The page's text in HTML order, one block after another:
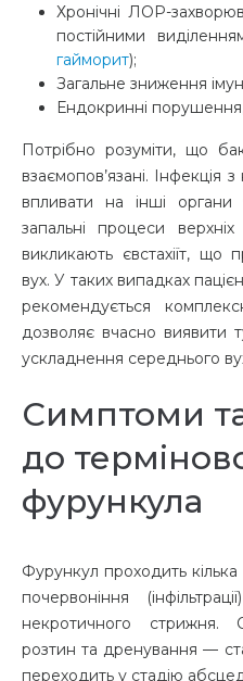
Хронічні ЛОР-
постійними
гайморит);
Загальне зниження
Ендокринні
Потрібно розуміти, що
взаємопов’язані. Інфекція
впливати на інші органи
запальні процеси
викликають євстахіїт, що
вух. У таких випадках
рекомендується
дозволяє вчасно виявити
ускладнення середнього
Симптоми
до
фурункула
Фурункул проходить кілька
почервоніння
некротичного
розтин та дренування —
переходить у стадію